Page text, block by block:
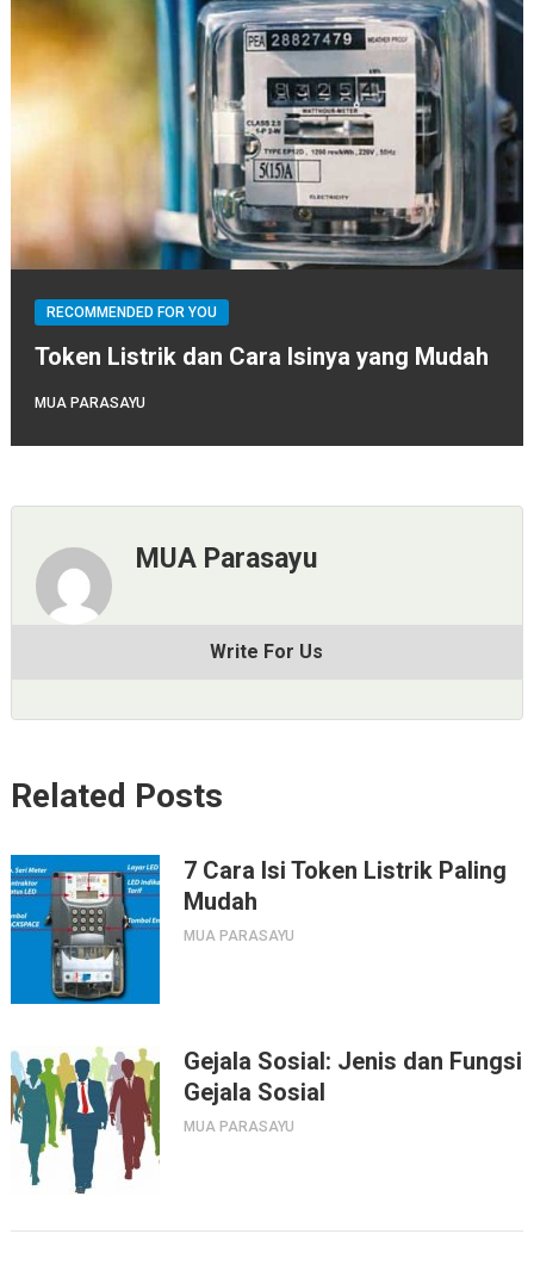
RECOMMENDED FOR YOU
Token Listrik dan Cara Isinya yang Mudah
MUA PARASAYU
MUA Parasayu
Write For Us
Related Posts
7 Cara Isi Token Listrik Paling
Mudah
MUA PARASAYU
Gejala Sosial: Jenis dan Fungsi
Gejala Sosial
MUA PARASAYU